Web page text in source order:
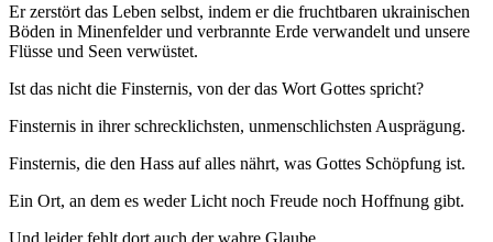
Er zerstört das Leben selbst, indem er die fruchtbaren ukrainischen
Böden in Minenfelder und verbrannte Erde verwandelt und unsere
Flüsse und Seen verwüstet.
Ist das nicht die Finsternis, von der das Wort Gottes spricht?
Finsternis in ihrer schrecklichsten, unmenschlichsten Ausprägung.
Finsternis, die den Hass auf alles nährt, was Gottes Schöpfung ist.
Ein Ort, an dem es weder Licht noch Freude noch Hoffnung gibt.
Und leider fehlt dort auch der wahre Glaube.